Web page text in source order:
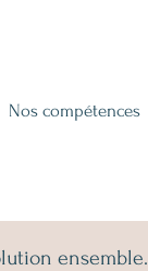
Nos compétences
ensemble.